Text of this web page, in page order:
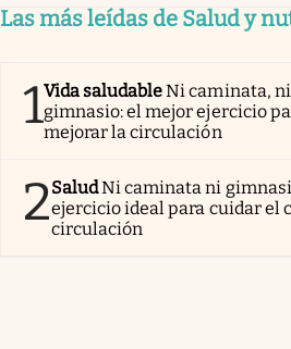
Las más leídas de Salud y
1Vida saludableNi caminata,
gimnasio: el mejor ejercicio
mejorar la circulación
2SaludNi caminata ni
ejercicio ideal para cuidar el
circulación